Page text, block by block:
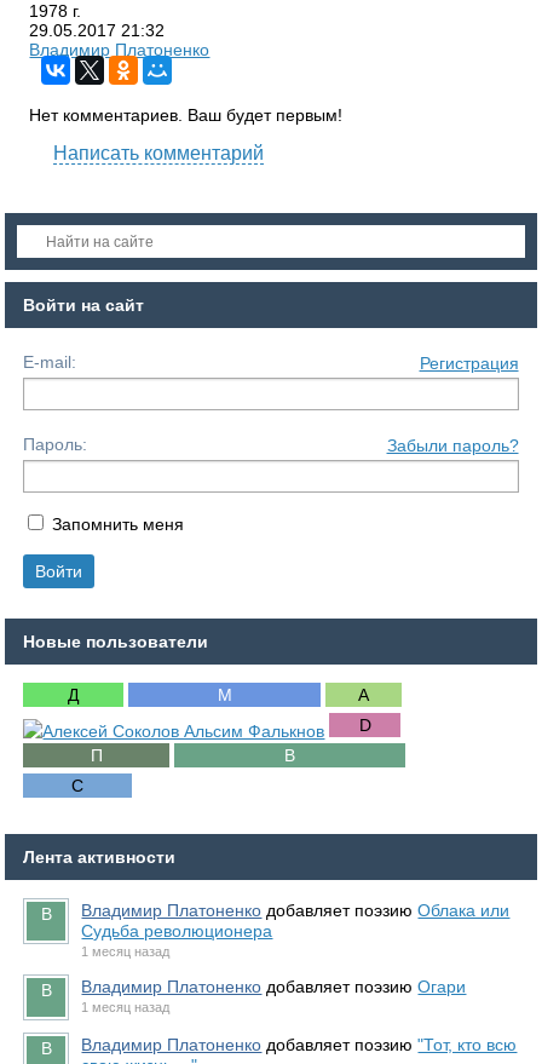
1978 г.
29.05.2017 21:32
Владимир Платоненко
Нет комментариев. Ваш будет первым!
Написать комментарий
Войти на сайт
E-mail: Регистрация
Пароль: Забыли пароль?
Запомнить меня
Новые пользователи
Лента активности
Владимир Платоненко добавляет поэзиюОблака или
Судьба революционера
1 месяц назад
Владимир Платоненко добавляет поэзиюОгари
1 месяц назад
Владимир Платоненко добавляет поэзию"Тот, кто всю